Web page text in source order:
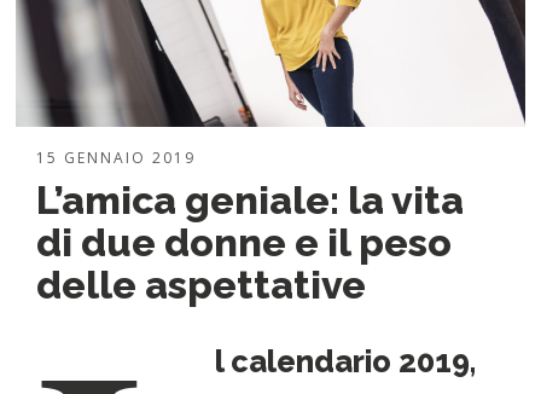
15 GENNAIO 2019
L’amica geniale: la vita
di due donne e il peso
delle aspettative
l calendario 2019,